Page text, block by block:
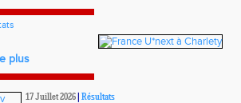
plus
17 Juillet 2026 Résultats